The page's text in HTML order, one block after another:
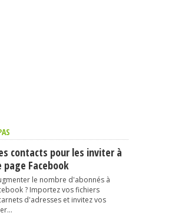
contacts pour les inviter à
Facebook
le nombre d'abonnés à
? Importez vos fichiers
d'adresses et invitez vos